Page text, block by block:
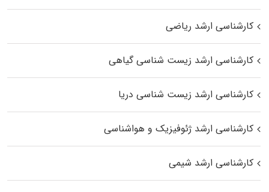
کارشناسی ارشد ریاضی
کارشناسی ارشد زیست‌ شناسی گیاهی
کارشناسی ارشد زیست‌ شناسی دریا
کارشناسی ارشد ژئوفیزیک و هواشناسی
کارشناسی ارشد شیمی